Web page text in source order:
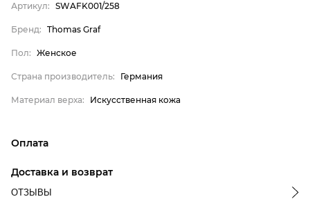
Thomas Graf
Артикул: SWAFK001/258
Бренд: Thomas Graf
Пол: Женское
Страна производитель: Германия
Материал верха: Искусственная кожа
Оплата
магазина
Доставка и возврат
ОТЗЫВЫ